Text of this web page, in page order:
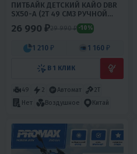
ПИТБАЙК ДЕТСКИЙ КАЙО DBR
SX50-A (2T 49 СМ3 РУЧНОЙ
СТАРТЕР 2022 Г.)
26 990 ₽29 990 ₽ -10%
1 210 ₽ 1 160 ₽
В 1 КЛИК
49 2 Автомат
2Т
Нет
Воздушное Китай